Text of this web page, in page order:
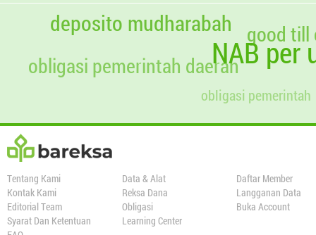
NAB per
deposito mudharabah
obligasi pemerintah
obligasi pemerintah daerah
good till
Tentang Kami
Kontak Kami
Editorial Team
Syarat Dan Ketentuan
Data & Alat
Reksa Dana
Obligasi
Learning Center
Daftar Member
Langganan Data
Buka Account